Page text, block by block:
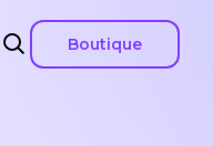
Boutique